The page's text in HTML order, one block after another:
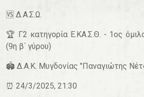
🆚️ Δ.Α.Σ.Ω.
🏆 Γ2 κατηγορία Ε.ΚΑ.Σ.Θ. - 1ος
(9η β΄ γύρου)
🏟 Δ.Α.Κ. Μυγδονίας "Παναγιώτης
⏰ 24/3/2025, 21:30